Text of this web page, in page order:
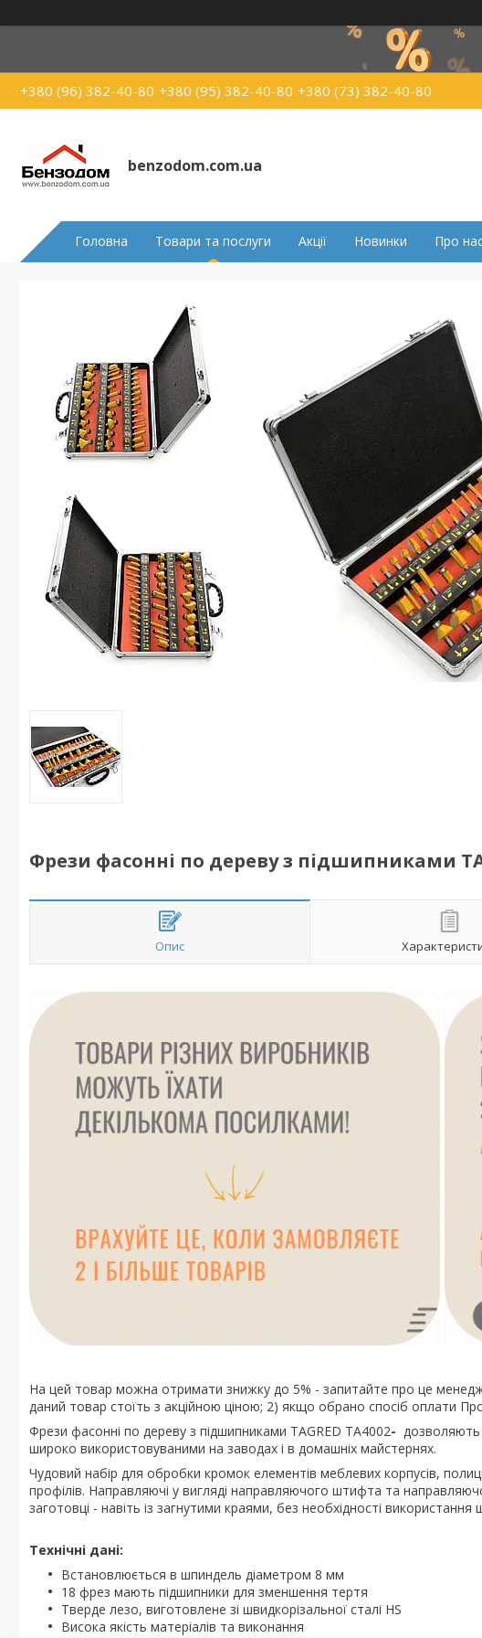
+380 (96) 382-40-80 +380 (95) 382-40-80 +380 (73) 382-40-80
benzodom.com.ua
Головна Товари та послуги Акції Новинки Про
Фрези фасонні по дереву з підшипниками
Опис
На цей товар можна отримати знижку до 5% - запитайте про це
даний товар стоїть з акційною ціною; 2) якщо обрано спосіб оплати
Фрези фасонні по дереву з підшипниками TAGRED TA4002- дозволяють
широко використовуваними на заводах і в домашніх майстернях.
Чудовий набір для обробки кромок елементів меблевих корпусів,
профілів. Направляючі у вигляді направляючого штифта та
заготовці - навіть із загнутими краями, без необхідності використання
Технічні дані:
Встановлюється в шпиндель діаметром 8 мм
18 фрез мають підшипники для зменшення тертя
Тверде лезо, виготовлене зі швидкорізальної сталі HS
Висока якість матеріалів та виконання